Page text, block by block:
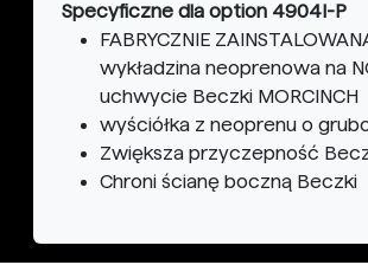
Specyficzne dla option 4904I-P
FABRYCZNIE
wykładzina neoprenowa na
uchwycie Beczki MORCINCH
wyściółka z neoprenu o
Zwiększa przyczepność
Chroni ścianę boczną Beczki